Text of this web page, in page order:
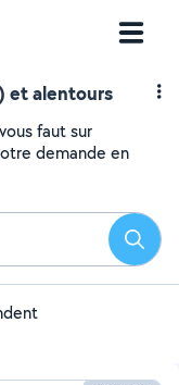
et alentours
faut sur
demande en